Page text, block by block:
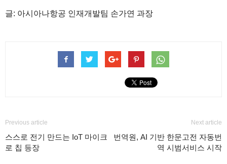
글: 아시아나항공 인재개발팀 손가연 과장
Previous article
스스로 전기 만드는 IoT 마이크
로 칩 등장
Next article
번역원, AI 기반 한문고전 자동번
역 시범서비스 시작